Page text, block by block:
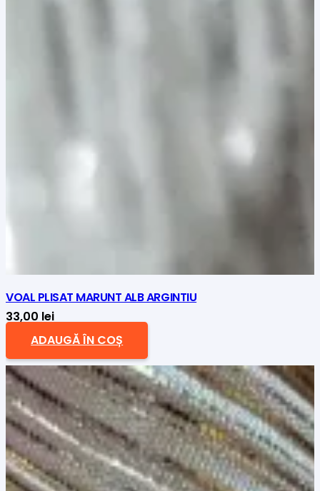
VOAL PLISAT MARUNT ALB ARGINTIU
33,00 lei
ADAUGĂ ÎN COȘ